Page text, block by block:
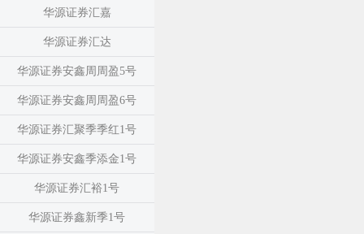
华源证券汇嘉
华源证券汇达
华源证券安鑫周周盈5号
华源证券安鑫周周盈6号
华源证券汇聚季季红1号
华源证券安鑫季添金1号
华源证券汇裕1号
华源证券鑫新季1号